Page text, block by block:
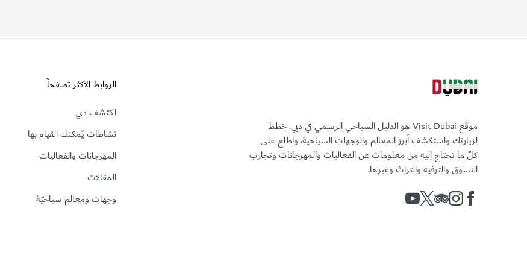
موقع Visit Dubai هو الدليل السياحي الرسمي في دبي. خطط
لزيارتك واستكشف أبرز المعالم والوجهات السياحية، واطلع على
كلّ ما تحتاج إليه من معلومات عن الفعاليات والمهرجانات وتجارب
التسوق والترفيه والتراث وغيرها.
الروابط الأكثر تصفحاً
اكتشف دبي
نشاطات يُمكنك القيام بها
المهرجانات والفعاليات
المقالات
وجهات ومعالم سياحيّة